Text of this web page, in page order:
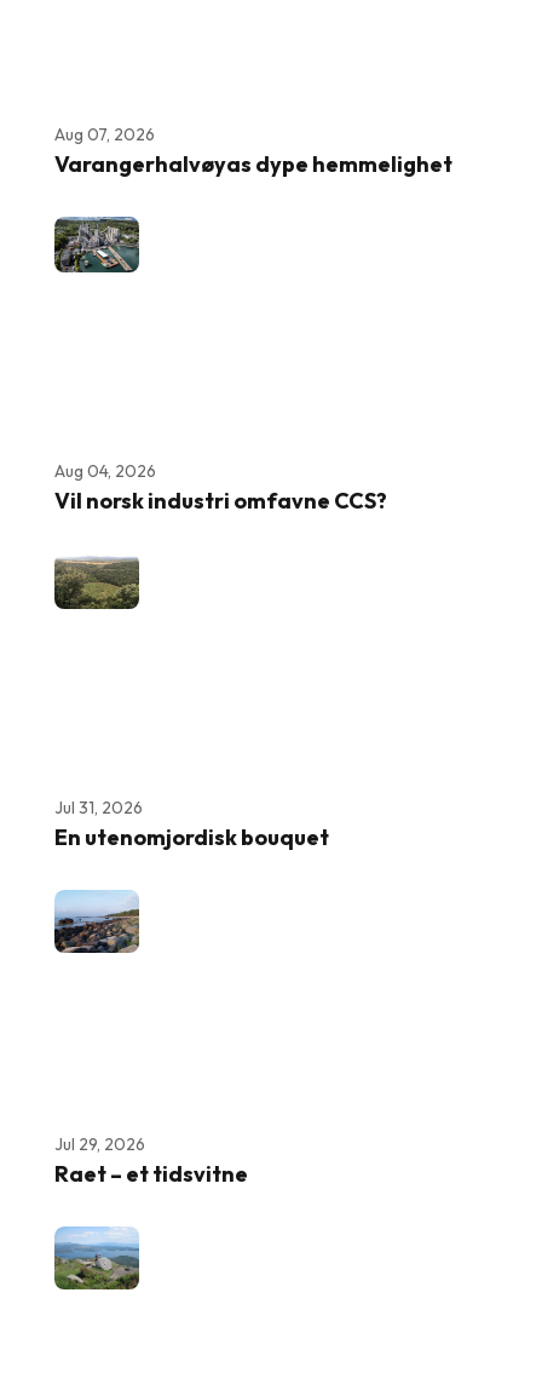
Aug 07, 2026
Varangerhalvøyas dype hemmelighet
Aug 04, 2026
Vil norsk industri omfavne CCS?
Jul 31, 2026
En utenomjordisk bouquet
Jul 29, 2026
Raet – et tidsvitne